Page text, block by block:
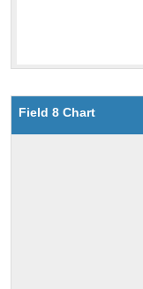
Field 8 Chart